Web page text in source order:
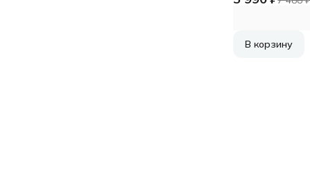
В корзину